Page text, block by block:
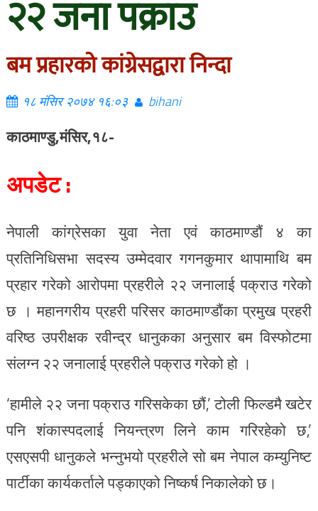
२२ जना पक्राउ
बम प्रहारको कांग्रेसद्वारा निन्दा
१८ मंसिर २०७४ १६:०३ bihani
काठमाण्डु,मंसिर,१८-
अपडेट :
नेपाली कांग्रेसका युवा नेता एवं काठमाण्डौं ४ का
प्रतिनिधिसभा सदस्य उम्मेदवार गगनकुमार थापामाथि बम
प्रहार गरेको आरोपमा प्रहरीले २२ जनालाई पक्राउ गरेको
छ ।महानगरीय प्रहरी परिसर काठमाण्डौंका प्रमुख प्रहरी
वरिष्ठ उपरीक्षक रवीन्द्र धानुकका अनुसार बम विस्फोटमा
संलग्न २२ जनालाई प्रहरीले पक्राउ गरेको हो ।
‘हामीले २२ जना पक्राउ गरिसकेका छौं,’ टोली फिल्डमै खटेर
पनि शंकास्पदलाई नियन्त्रण लिने काम गरिरहेको छ,’
एसएसपी धानुकले भन्नुभयो प्रहरीले सो बम नेपाल कम्युनिष्ट
पार्टीका कार्यकर्ताले पड्काएको निष्कर्ष निकालेको छ।